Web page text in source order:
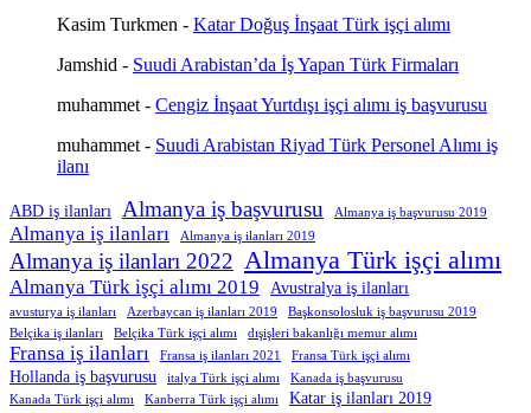
Kasim Turkmen - Katar Doğuş İnşaat Türk işçi alımı
Jamshid - Suudi Arabistan’da İş Yapan Türk Firmaları
muhammet - Cengiz İnşaat Yurtdışı işçi alımı iş başvurusu
muhammet - Suudi Arabistan Riyad Türk Personel Alımı iş
ilanı
ABD iş ilanları Almanya iş başvurusu Almanya iş başvurusu 2019
Almanya iş ilanları Almanya iş ilanları 2019
Almanya iş ilanları 2022 Almanya Türk işçi alımı
Almanya Türk işçi alımı 2019 Avustralya iş ilanları
avusturya iş ilanları Azerbaycan iş ilanları 2019
Başkonsolosluk iş başvurusu 2019
Belçika iş ilanları
Belçika Türk işçi alımı dışişleri bakanlığı memur alımı
Fransa iş ilanları Fransa iş ilanları 2021 Fransa Türk işçi alımı
Hollanda iş başvurusu italya Türk işçi alımı
Kanada iş başvurusu
Kanada Türk işçi alımı
Kanberra Türk işçi alımı Katar iş ilanları 2019